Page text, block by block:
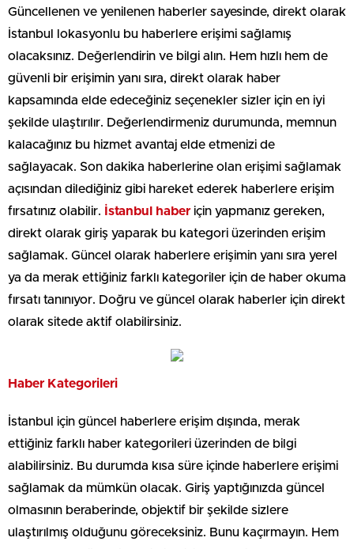
Güncellenen ve yenilenen haberler sayesinde, direkt olarak
İstanbul lokasyonlu bu haberlere erişimi sağlamış
olacaksınız. Değerlendirin ve bilgi alın. Hem hızlı hem de
güvenli bir erişimin yanı sıra, direkt olarak haber
kapsamında elde edeceğiniz seçenekler sizler için en iyi
şekilde ulaştırılır. Değerlendirmeniz durumunda, memnun
kalacağınız bu hizmet avantaj elde etmenizi de
sağlayacak. Son dakika haberlerine olan erişimi sağlamak
açısından dilediğiniz gibi hareket ederek haberlere erişim
fırsatınız olabilir.
İstanbul haber için yapmanız gereken,
direkt olarak giriş yaparak bu kategori üzerinden erişim
sağlamak. Güncel olarak haberlere erişimin yanı sıra yerel
ya da merak ettiğiniz farklı kategoriler için de haber okuma
fırsatı tanınıyor. Doğru ve güncel olarak haberler için direkt
olarak sitede aktif olabilirsiniz.
Haber Kategorileri
İstanbul için güncel haberlere erişim dışında, merak
ettiğiniz farklı haber kategorileri üzerinden de bilgi
alabilirsiniz. Bu durumda kısa süre içinde haberlere erişimi
sağlamak da mümkün olacak. Giriş yaptığınızda güncel
olmasının beraberinde, objektif bir şekilde sizlere
ulaştırılmış olduğunu göreceksiniz. Bunu kaçırmayın. Hem